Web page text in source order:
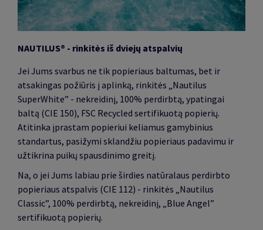
NAUTILUS® - rinkitės iš dviejų atspalvių
Jei Jums svarbus ne tik popieriaus baltumas, bet ir
atsakingas požiūris į aplinką, rinkitės „Nautilus
SuperWhite” - nekreidinį, 100% perdirbtą, ypatingai
baltą (CIE 150), FSC Recycled sertifikuotą popierių.
Atitinka įprastam popieriui keliamus gamybinius
standartus, pasižymi sklandžiu popieriaus padavimu ir
užtikrina puikų spausdinimo greitį.
Na, o jei Jums labiau prie širdies natūralaus perdirbto
popieriaus atspalvis (CIE 112) - rinkitės Nautilus
Classic”, 100% perdirbtą, nekreidinį, Blue Angel”
sertifikuotą popierių.